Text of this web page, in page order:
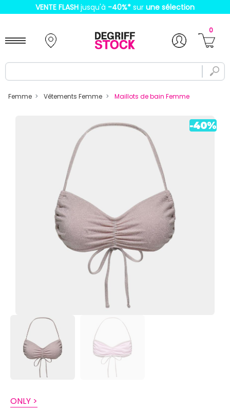
VENTE FLASH jusqu'à -40%* sur une sélection
0
Femme Vêtements Femme Maillots de bain Femme
ONLY >